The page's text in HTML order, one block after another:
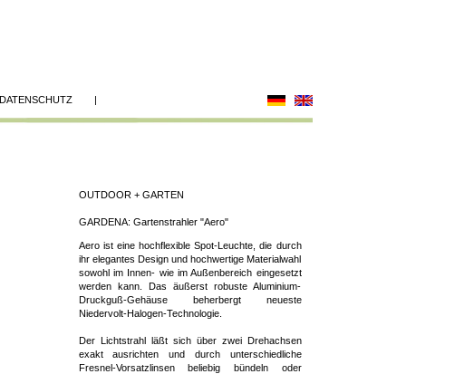
DATENSCHUTZ |
OUTDOOR + GARTEN
GARDENA: Gartenstrahler "Aero"
Aero ist eine hochflexible Spot-Leuchte, die durch
ihr elegantes Design und hochwertige Materialwahl
sowohl im Innen- wie im Außenbereich eingesetzt
werden kann. Das äußerst robuste Aluminium-
Druckguß-Gehäuse beherbergt neueste
Niedervolt-Halogen-Technologie.
Der Lichtstrahl läßt sich über zwei Drehachsen
exakt ausrichten und durch unterschiedliche
Fresnel-Vorsatzlinsen beliebig bündeln oder